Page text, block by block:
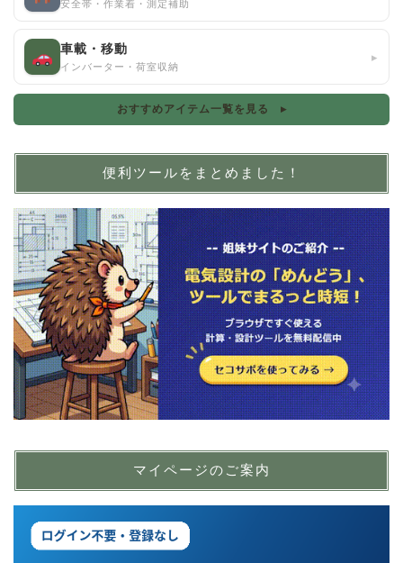
安全帯・作業着・測定補助
車載・移動
インバーター・荷室収納
▸
おすすめアイテム一覧を見る ▸
便利ツールをまとめました！
マイページのご案内